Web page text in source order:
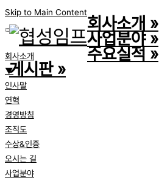
Skip to Main Content
회사소개
▼
인사말
연혁
경영방침
조직도
수상&인증
오시는 길
사업분야
회사소개 »
사업분야»
주요실적»
게시판»